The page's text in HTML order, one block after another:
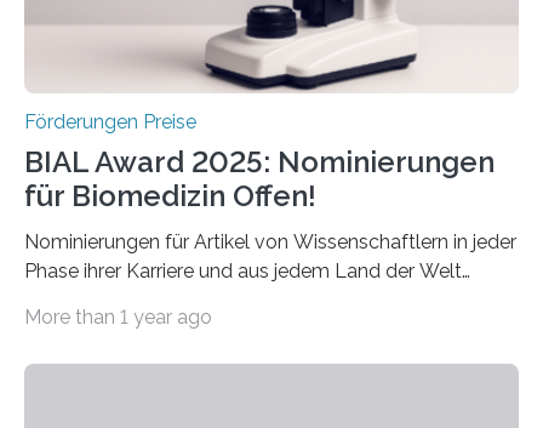
Förderungen Preise
BIAL Award 2025: Nominierungen
für Biomedizin Offen!
Nominierungen für Artikel von Wissenschaftlern in jeder
Phase ihrer Karriere und aus jedem Land der Welt
Leben gerufen, um die bemerkenswertesten
More than 1 year ago